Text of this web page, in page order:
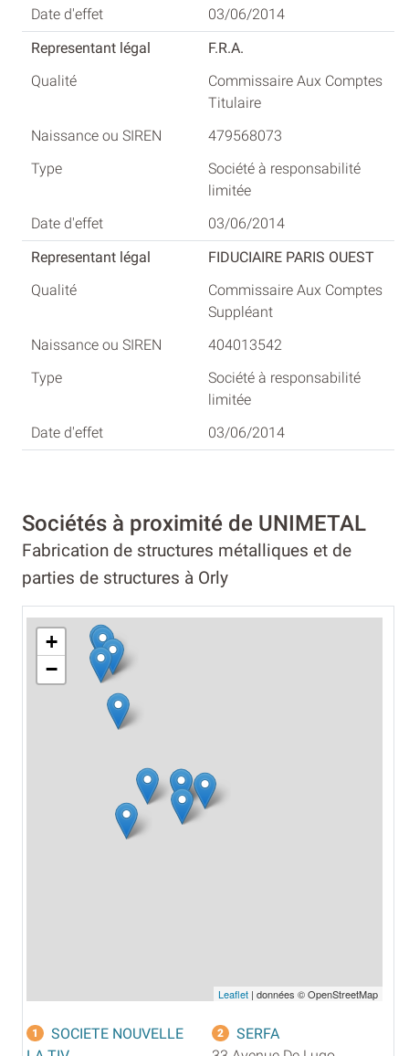
03/06/2014
F.R.A.
Commissaire Aux Comptes
Titulaire
479568073
Société à responsabilité
limitée
03/06/2014
FIDUCIAIRE PARIS OUEST
Commissaire Aux Comptes
Suppléant
404013542
Société à responsabilité
limitée
03/06/2014
Sociétés à proximité de UNIMETAL
Fabrication de structures métalliques et de
parties de structures à Orly
+
−
Leaflet | données © OpenStreetMap
1
SOCIETE NOUVELLE
2
SERFA